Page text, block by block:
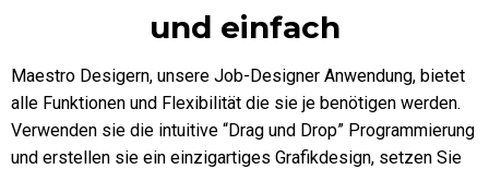
und einfach
Maestro Desigern, unsere Job-Designer Anwendung, bietet
alle Funktionen und Flexibilität die sie je benötigen werden.
Verwenden sie die intuitive “Drag und Drop” Programmierung
und erstellen sie ein einzigartiges Grafikdesign, setzen Sie